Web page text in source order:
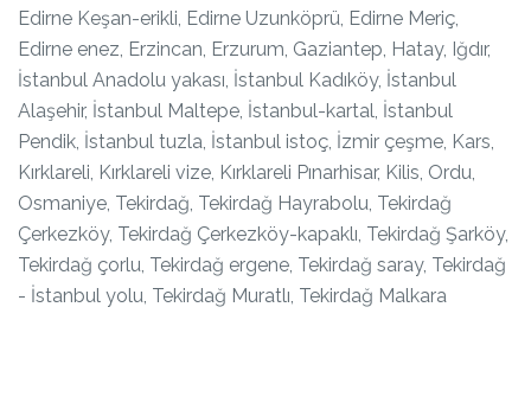
Edirne Keşan-erikli, Edirne Uzunköprü, Edirne Meriç,
Edirne enez, Erzincan, Erzurum, Gaziantep, Hatay, Iğdır,
İstanbul Anadolu yakası, İstanbul Kadıköy, İstanbul
Alaşehir, İstanbul Maltepe, İstanbul-kartal, İstanbul
Pendik, İstanbul tuzla, İstanbul istoç, İzmir çeşme, Kars,
Kırklareli, Kırklareli vize, Kırklareli Pınarhisar, Kilis, Ordu,
Osmaniye, Tekirdağ, Tekirdağ Hayrabolu, Tekirdağ
Çerkezköy, Tekirdağ Çerkezköy-kapaklı, Tekirdağ Şarköy,
Tekirdağ çorlu, Tekirdağ ergene, Tekirdağ saray, Tekirdağ
- İstanbul yolu, Tekirdağ Muratlı, Tekirdağ Malkara